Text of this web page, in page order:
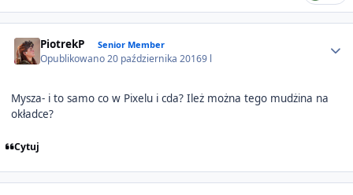
PiotrekP Senior Member
Opublikowano20 października 20169 l
Mysza- i to samo co w Pixelu i cda? Ileż można tego mudżina na
okładce?
Cytuj